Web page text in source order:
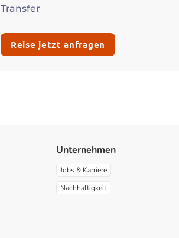
Transfer
Reise jetzt anfragen
Unternehmen
Jobs & Karriere
Nachhaltigkeit